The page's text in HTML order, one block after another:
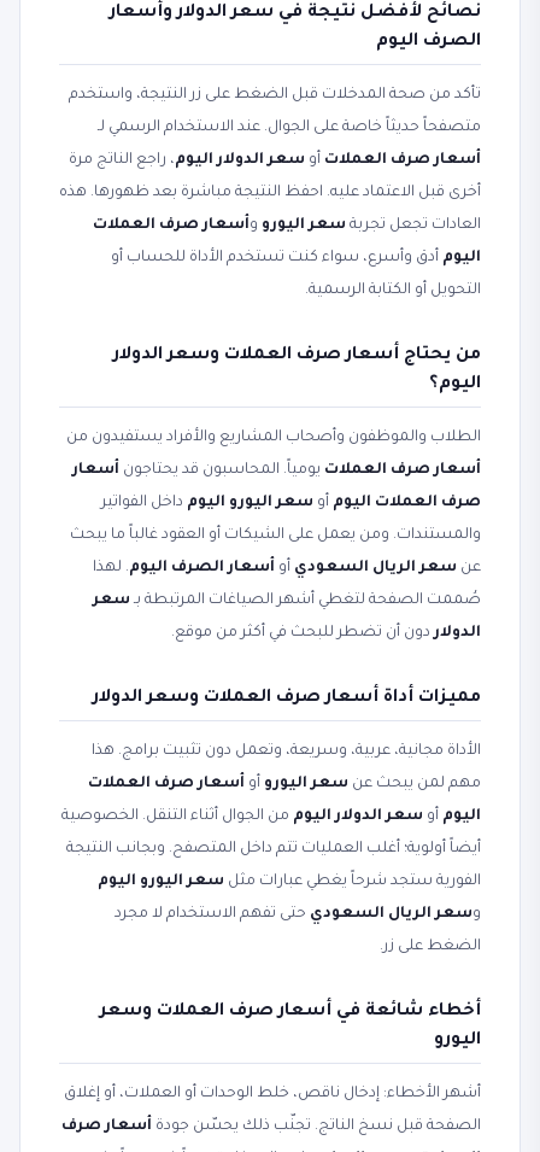
نصائح لأفضل نتيجة في سعر الدولار وأسعار
الصرف اليوم
تأكد من صحة المدخلات قبل الضغط على زر النتيجة، واستخدم
متصفحاً حديثاً خاصة على الجوال. عند الاستخدام الرسمي لـ
أسعار صرف العملات أو سعر الدولار اليوم، راجع الناتج مرة
أخرى قبل الاعتماد عليه. احفظ النتيجة مباشرة بعد ظهورها. هذه
العادات تجعل تجربة سعر اليورو وأسعار صرف العملات
اليوم أدق وأسرع، سواء كنت تستخدم الأداة للحساب أو
التحويل أو الكتابة الرسمية.
من يحتاج أسعار صرف العملات وسعر الدولار
اليوم؟
الطلاب والموظفون وأصحاب المشاريع والأفراد يستفيدون من
أسعار صرف العملات يومياً. المحاسبون قد يحتاجون أسعار
صرف العملات اليوم أو سعر اليورو اليوم داخل الفواتير
والمستندات. ومن يعمل على الشيكات أو العقود غالباً ما يبحث
عن سعر الريال السعودي أو أسعار الصرف اليوم. لهذا
صُممت الصفحة لتغطي أشهر الصياغات المرتبطة بـ سعر
الدولاردون أن تضطر للبحث في أكثر من موقع.
مميزات أداة أسعار صرف العملات وسعر الدولار
الأداة مجانية، عربية، وسريعة، وتعمل دون تثبيت برامج. هذا
مهم لمن يبحث عن سعر اليورو أو أسعار صرف العملات
اليوم أو سعر الدولار اليوم من الجوال أثناء التنقل. الخصوصية
أيضاً أولوية؛ أغلب العمليات تتم داخل المتصفح. وبجانب النتيجة
الفورية ستجد شرحاً يغطي عبارات مثل سعر اليورو اليوم
وسعر الريال السعودي حتى تفهم الاستخدام لا مجرد
الضغط على زر.
أخطاء شائعة في أسعار صرف العملات وسعر
اليورو
أشهر الأخطاء: إدخال ناقص، خلط الوحدات أو العملات، أو إغلاق
الصفحة قبل نسخ الناتج. تجنّب ذلك يحسّن جودة أسعار صرف